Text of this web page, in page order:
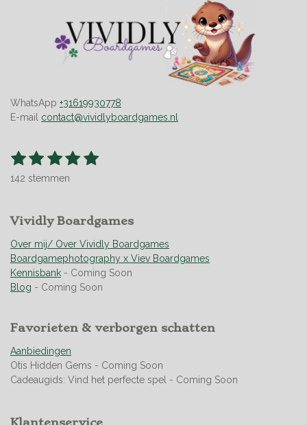
WhatsApp +31619930778
E-mail contact@vividlyboardgames.nl
R
n
g
:
4
.
9
7
0
4
2
3
1
s
r
2
s
r
r
e
n
3
s
r
r
e
n
4
s
r
r
e
n
5
r
r
e
n
S
n
142 stemmen
Vividly Boardgames
Over mij/ Over Vividly Boardgames
Boardgamephotography x Viev Boardgames
Kennisbank - Coming Soon
Blog - Coming Soon
Favorieten & verborgen schatten
Aanbiedingen
Otis Hidden Gems - Coming Soon
Cadeaugids: Vind het perfecte spel - Coming Soon
Klantenservice